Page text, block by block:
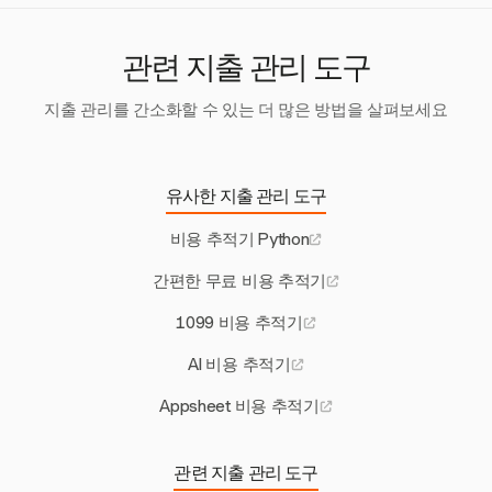
관련 지출 관리 도구
지출 관리를 간소화할 수 있는 더 많은 방법을 살펴보세요
유사한 지출 관리 도구
비용 추적기 Python
간편한 무료 비용 추적기
1099 비용 추적기
AI 비용 추적기
Appsheet 비용 추적기
관련 지출 관리 도구